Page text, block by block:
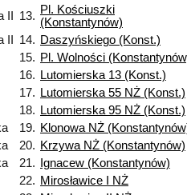
13. Pl. Kościuszki
(Konstantynów)
14. Daszyńskiego (Konst.)
15. Pl. Wolności
16.
Lutomierska 13 (Konst.)
17.
Lutomierska 55 NŻ (Konst.)
18.
Lutomierska 95 NŻ (Konst.)
19. Klonowa NŻ
20. Krzywa NŻ (Konstantynów)
21.
Ignacew (Konstantynów)
22. Mirosławice I NŻ